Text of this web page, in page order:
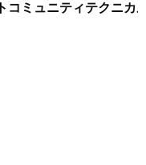
コミュニティテクニカ